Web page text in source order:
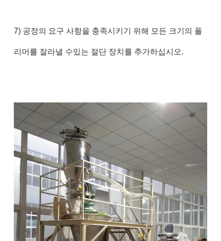
7) 공정의 요구 사항을 충족시키기 위해 모든 크기의 폴
리머를 잘라낼 수있는 절단 장치를 추가하십시오.